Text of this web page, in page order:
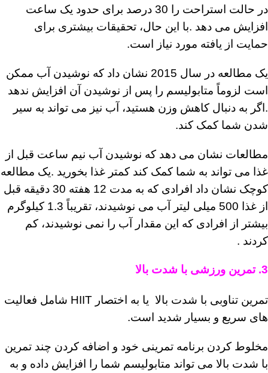
در حالت استراحت را 30 درصد برای حدود یک ساعت
افزایش می دهد .با این حال، تحقیقات بیشتری برای
حمایت از یافته مورد نیاز است.
یک مطالعه در سال 2015 نشان داد که نوشیدن آب ممکن
است لزوماً متابولیسم را پس از نوشیدن آن افزایش ندهد
.اگر به دنبال کاهش وزن هستید، آب نیز می تواند به سیر
شدن شما کمک کند.
مطالعات نشان می دهد که نوشیدن آب نیم ساعت قبل از
غذا می تواند به شما کمک کند کمتر غذا بخورید .یک مطالعه
کوچک نشان داد افرادی که به مدت 12 هفته 30 دقیقه قبل
از غذا 500 میلی ‌لیتر آب می ‌نوشیدند، تقریباً 1.3 کیلوگرم
بیشتر از افرادی که این مقدار آب را نمی‌ نوشیدند، کم
کردند .
3. تمرین ورزشی با شدت بالا
تمرین تناوبی با شدت بالا یا به اختصار HIIT شامل فعالیت
های سریع و بسیار شدید است.
مخلوط کردن برنامه تمرینی خود و اضافه کردن چند تمرین
با شدت بالا می تواند متابولیسم شما را افزایش داده و به